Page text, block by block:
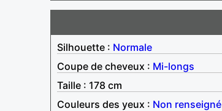
Silhouette : Normale
Coupe de cheveux : Mi-longs
Taille : 178 cm
Couleurs des yeux : Non renseigné